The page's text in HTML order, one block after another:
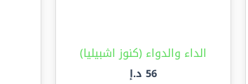
الداء والدواء (كنوز اشبيليا)
56 د.إ